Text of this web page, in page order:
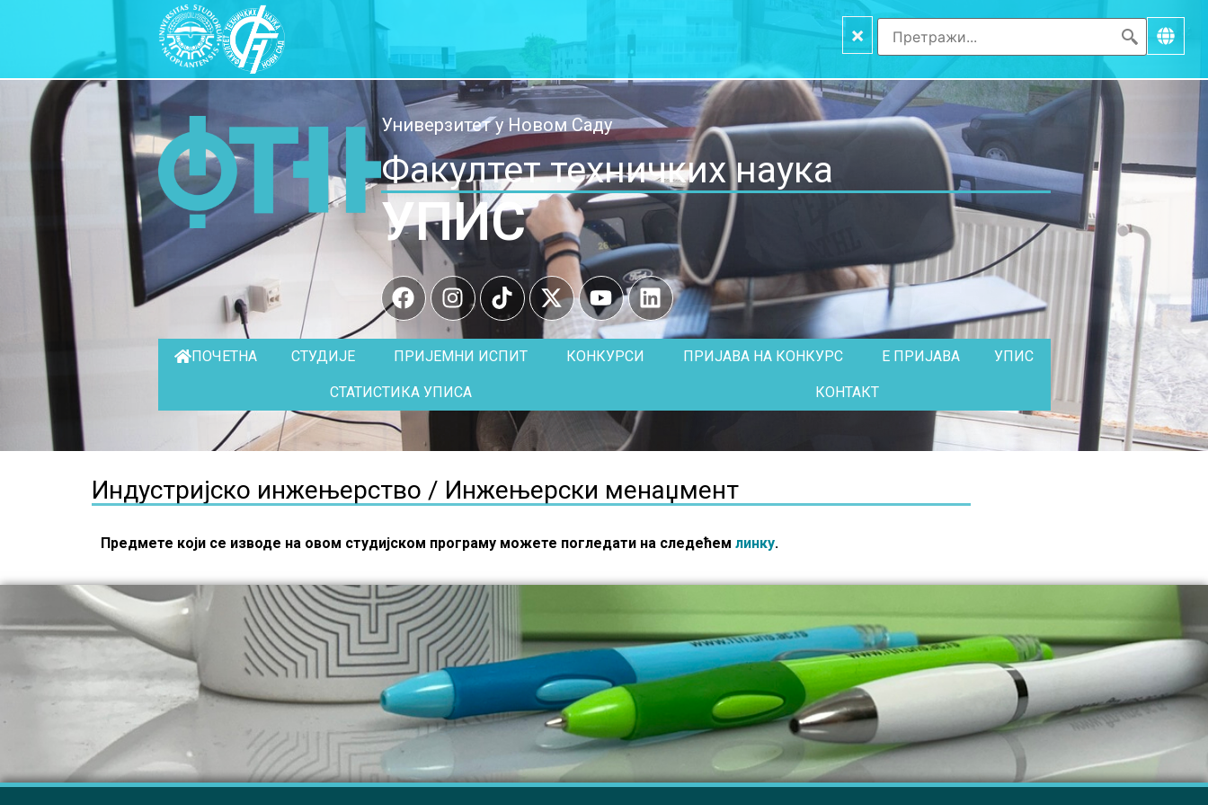
×
Универзитет у Новом Саду
Факултет техничких наука
УПИС
ПОЧЕТНА СТУДИЈЕ ПРИЈЕМНИ ИСПИТ КОНКУРСИ ПРИЈАВА НА КОНКУРС Е ПРИЈАВА УПИС
СТАТИСТИКА УПИСА КОНТАКТ
Индустријско инжењерство / Инжењерски менаџмент
Предмете који се изводе на овом студијском програму можете погледати на следећем линку.